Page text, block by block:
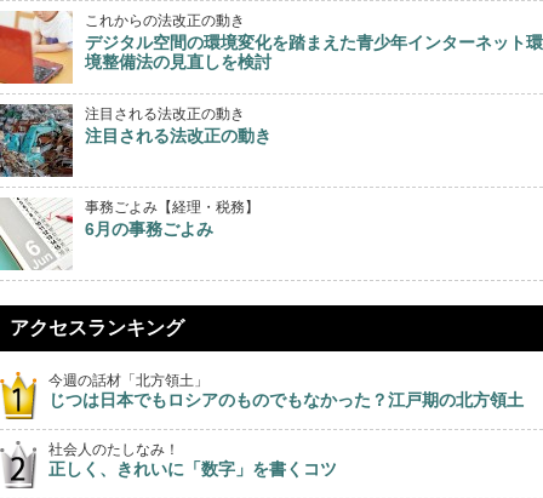
これからの法改正の動き
デジタル空間の環境変化を踏まえた青少年インターネット環
境整備法の見直しを検討
注目される法改正の動き
注目される法改正の動き
事務ごよみ【経理・税務】
6月の事務ごよみ
アクセスランキング
今週の話材「北方領土」
じつは日本でもロシアのものでもなかった？江戸期の北方領土
社会人のたしなみ！
正しく、きれいに「数字」を書くコツ